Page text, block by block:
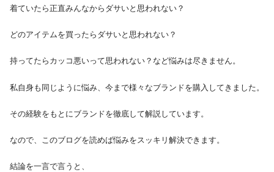
着ていたら正直みんなからダサいと思われない？
どのアイテムを買ったらダサいと思われない？
持ってたらカッコ悪いって思われない？など悩みは尽きません。
私自身も同じように悩み、今まで様々なブランドを購入してきました。
その経験をもとにブランドを徹底して解説しています。
なので、このブログを読めば悩みをスッキリ解決できます。
結論を一言で言うと、